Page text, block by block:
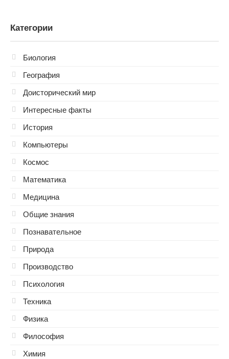
Категории
Биология
География
Доисторический мир
Интересные факты
История
Компьютеры
Космос
Математика
Медицина
Общие знания
Познавательное
Природа
Производство
Психология
Техника
Физика
Философия
Химия